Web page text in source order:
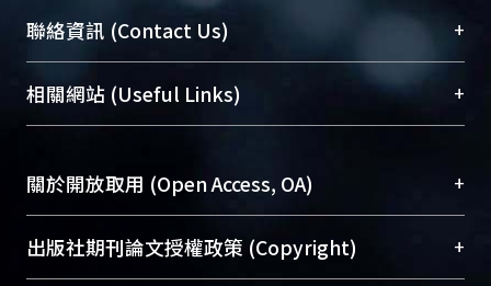
臺大位居世界頂尖大學之列，為永久珍藏及向國際
展現本校豐碩的研究成果及學術能量，圖書館整合
機構典藏（NTUR）與學術庫（AH）不同功能平
台，成為臺大學術典藏NTU scholars。期能整合研
成果。
To permanently archive and promote researcher
profiles and scholarly works, Library integrates the
services of “NTU Repository” with “Academic
聯絡資訊 (Contact Us) +
總館學科館員(Main Library)
醫學圖書館學科館員(Medical Library)
Sciences Library)
相關網站 (Useful Links) +
關於開放取用 (Open Access, OA) +
開放取用是從使用者角度提升資訊取用性的社會運
動，應用在學術研究上是透過將研究著作公開供使
出版社期刊論文授權政策 (Copyright) +